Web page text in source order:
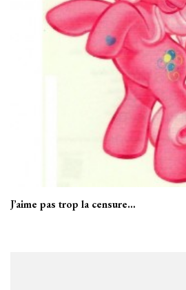
J’aime pas trop la censure…